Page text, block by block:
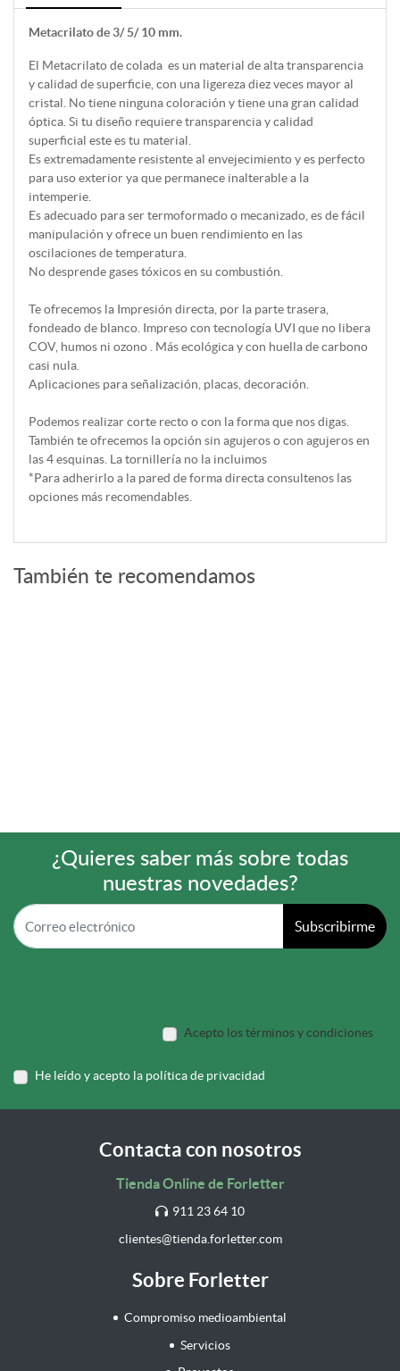
Metacrilato de 3/ 5/ 10 mm.
El Metacrilato de colada es un material de alta transparencia
y calidad de superficie, con una ligereza diez veces mayor al
cristal. No tiene ninguna coloración y tiene una gran calidad
óptica. Si tu diseño requiere transparencia y calidad
superficial este es tu material.
Es extremadamente resistente al envejecimiento y es perfecto
para uso exterior ya que permanece inalterable a la
intemperie.
Es adecuado para ser termoformado o mecanizado, es de fácil
manipulación y ofrece un buen rendimiento en las
oscilaciones de temperatura.
No desprende gases tóxicos en su combustión.
Te ofrecemos la Impresión directa, por la parte trasera,
fondeado de blanco. Impreso con tecnología UVI que no libera
COV, humos ni ozono . Más ecológica y con huella de carbono
casi nula.
Aplicaciones para señalización, placas, decoración.
Podemos realizar corte recto o con la forma que nos digas.
También te ofrecemos la opción sin agujeros o con agujeros en
las 4 esquinas. La tornillería no la incluimos
*Para adherirlo a la pared de forma directa consultenos las
opciones más recomendables.
También te recomendamos
¿Quieres saber más sobre todas
nuestras novedades?
Subscribirme
Acepto los términos y condiciones
He leído y acepto la política de privacidad
Contacta con nosotros
Tienda Online de Forletter
911 23 64 10
clientes@tienda.forletter.com
Sobre Forletter
Compromiso medioambiental
Servicios